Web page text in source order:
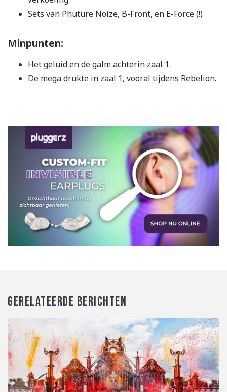
Sets van Phuture Noize, B-Front, en E-Force (!)
Minpunten:
Het geluid en de galm achterin zaal 1.
De mega drukte in zaal 1, vooral tijdens Rebelion.
GERELATEERDE BERICHTEN